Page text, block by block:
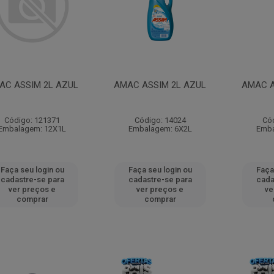
ASSIM 2L AZUL
Código: 121371
12X1L
Faça seu login ou
cadastre-se para
ver preços e
comprar
AMAC ASSIM 2L AZUL
Código: 14024
Embalagem: 6X2L
Faça seu login ou
cadastre-se para
ver preços e
comprar
AMAC